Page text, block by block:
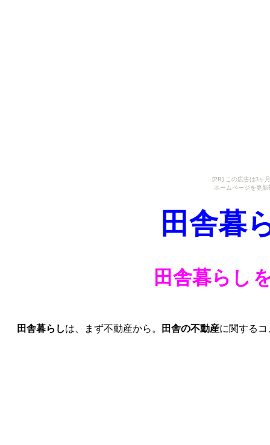
[PR] この広告は3ヶ
ホームページを更
田舎暮
田舎暮らし
田舎暮らしは、まず不動産から。 田舎の不動産に関する